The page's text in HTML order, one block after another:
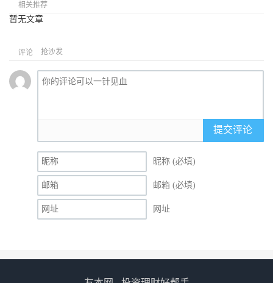
相关推荐
暂无文章
评论 抢沙发
提交评论
昵称 (必填)
邮箱 (必填)
网址